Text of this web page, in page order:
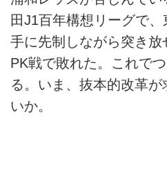
田J1百年構想リーグで
手に先制しながら突き放
PK戦で敗れた。これで
る。いま、抜本的改革
いか。